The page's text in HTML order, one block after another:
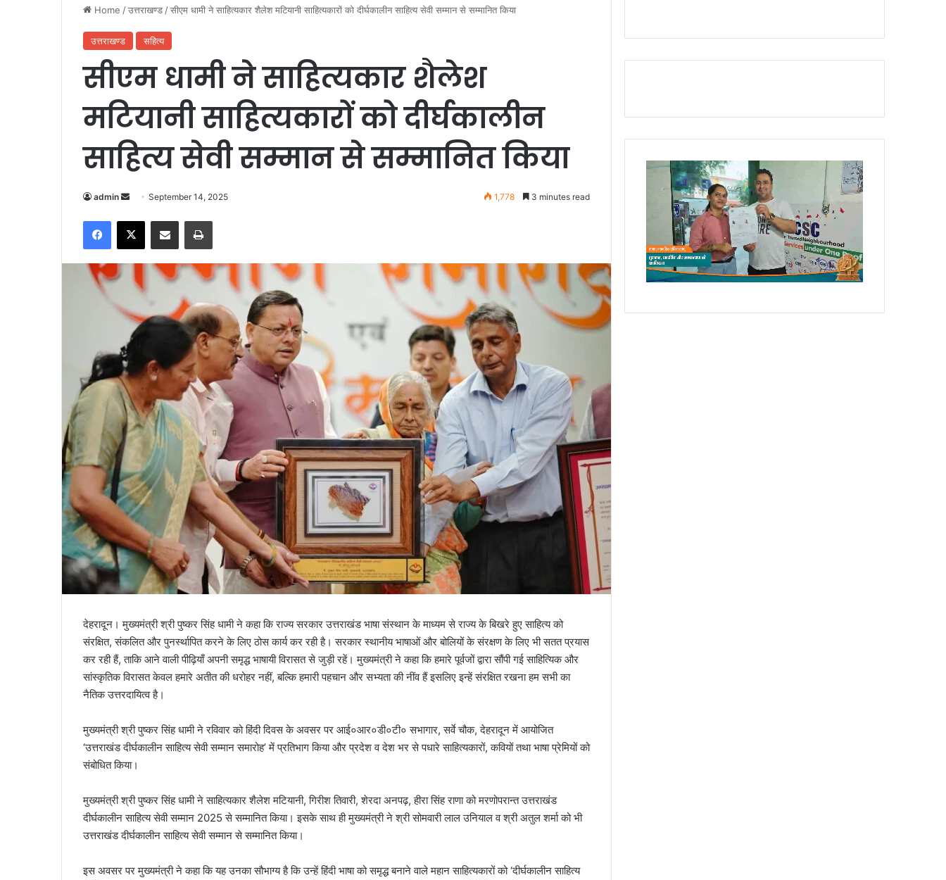
Home /उत्तराखण्ड /सीएम धामी ने साहित्यकार शैलेश मटियानी साहित्यकारों को दीर्घकालीन साहित्य सेवी सम्मान से सम्मानित किया
उत्तराखण्ड सहित्य
सीएम धामी ने साहित्यकार शैलेश
मटियानी साहित्यकारों को दीर्घकालीन
साहित्य सेवी सम्मान से सम्मानित किया
admin
n
d
a
n
m
a
September 14, 2025 1,778 3 minutes read
देहरादून। मुख्यमंत्री श्री पुष्कर सिंह धामी ने कहा कि राज्य सरकार उत्तराखंड भाषा संस्थान के माध्यम से राज्य के बिखरे हुए साहित्य को
संरक्षित, संकलित और पुनर्स्थापित करने के लिए ठोस कार्य कर रही है। सरकार स्थानीय भाषाओं और बोलियों के संरक्षण के लिए भी सतत प्रयास
कर रही हैं, ताकि आने वाली पीढ़ियाँ अपनी समृद्ध भाषायी विरासत से जुड़ी रहें। मुख्यमंत्री ने कहा कि हमारे पूर्वजों द्वारा सौंपी गई साहित्यिक और
सांस्कृतिक विरासत केवल हमारे अतीत की धरोहर नहीं, बल्कि हमारी पहचान और सभ्यता की नींव हैं इसलिए इन्हें संरक्षित रखना हम सभी का
नैतिक उत्तरदायित्व है।
मुख्यमंत्री श्री पुष्कर सिंह धामी ने रविवार को हिंदी दिवस के अवसर पर आई०आर०डी०टी० सभागार, सर्वे चौक, देहरादून में आयोजित
‘उत्तराखंड दीर्घकालीन साहित्य सेवी सम्मान समारोह’ में प्रतिभाग किया और प्रदेश व देश भर से पधारे साहित्यकारों, कवियों तथा भाषा प्रेमियों को
संबोधित किया।
मुख्यमंत्री श्री पुष्कर सिंह धामी ने साहित्यकार शैलेश मटियानी, गिरीश तिवारी, शेरदा अनपढ़, हीरा सिंह राणा को मरणोपरान्त उत्तराखंड
दीर्घकालीन साहित्य सेवी सम्मान 2025 से सम्मानित किया। इसके साथ ही मुख्यमंत्री ने श्री सोमवारी लाल उनियाल व श्री अतुल शर्मा को भी
उत्तराखंड दीर्घकालीन साहित्य सेवी सम्मान से सम्मानित किया।
इस अवसर पर मुख्यमंत्री ने कहा कि यह उनका सौभाग्य है कि उन्हें हिंदी भाषा को समृद्ध बनाने वाले महान साहित्यकारों को ‘दीर्घकालीन साहित्य